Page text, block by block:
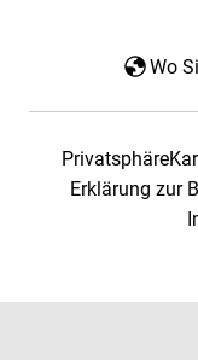
Wo
Privatsphäre
Erklärung zur